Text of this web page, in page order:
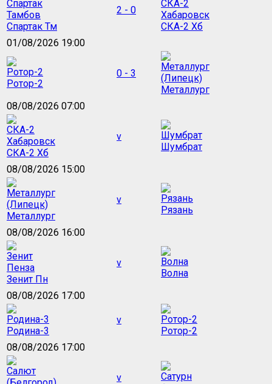
Спартак Тм
2 - 0
СКА-2 Хб
01/08/2026 19:00
Ротор-2
0 - 3
Металлург
08/08/2026 07:00
СКА-2 Хб
v
Шумбрат
08/08/2026 15:00
Металлург
v
Рязань
08/08/2026 16:00
Зенит Пн
v
Волна
08/08/2026 17:00
Родина-3
v
Ротор-2
08/08/2026 17:00
v